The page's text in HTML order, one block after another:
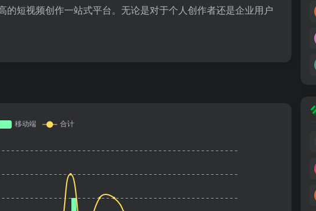
短视频创作一站式平台。无论是对于个人创作者还是企业用户